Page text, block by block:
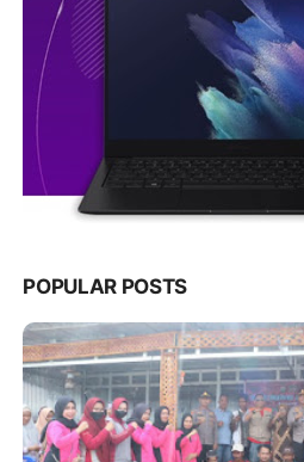
POPULAR POSTS